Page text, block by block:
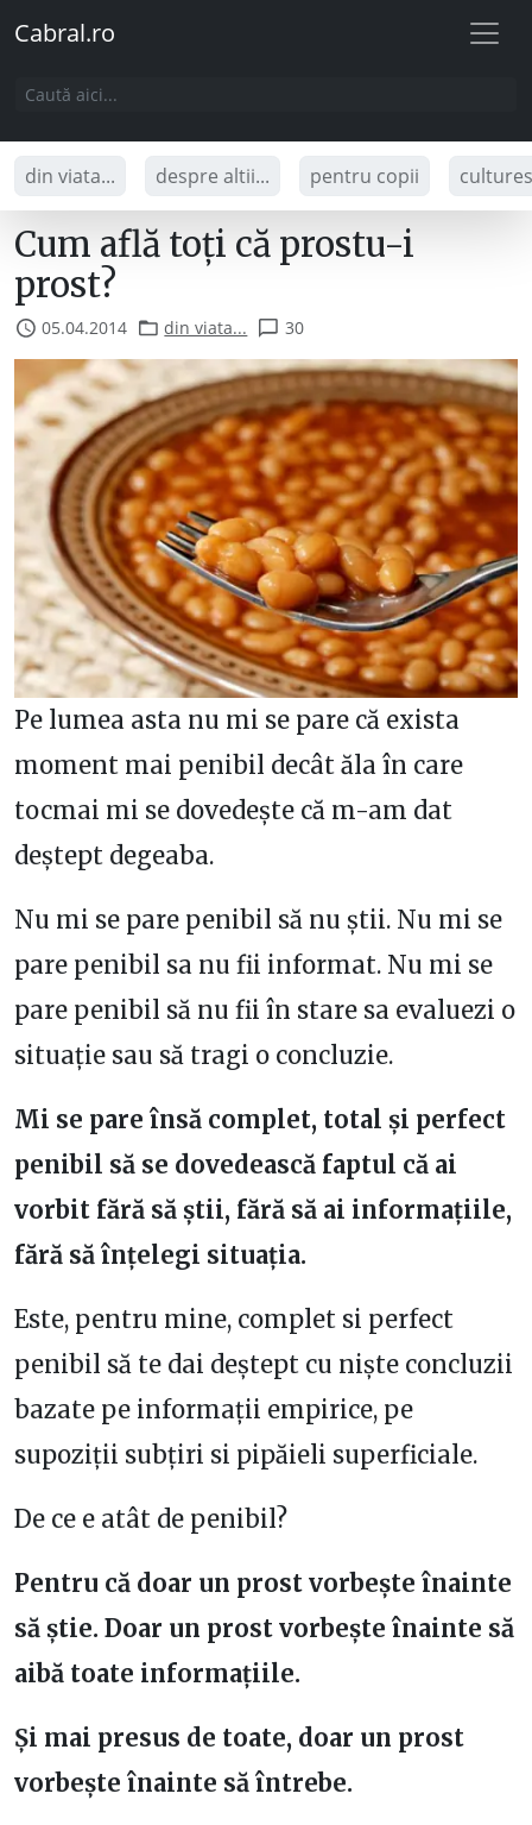
Cabral.ro
din viata... despre altii... pentru copii
Cum află toți că prostu-i
prost?
05.04.2014 din viata... 30
Pe lumea asta nu mi se pare că exista
moment mai penibil decât ăla în care
tocmai mi se dovedește că m-am dat
deștept degeaba.
Nu mi se pare penibil să nu știi. Nu mi se
pare penibil sa nu fii informat. Nu mi se
pare penibil să nu fii în stare sa evaluezi o
situație sau să tragi o concluzie.
Mi se pare însă complet, total și perfect
penibil să se dovedească faptul că ai
vorbit fără să știi, fără să ai informațiile,
fără să înțelegi situația.
Este, pentru mine, complet si perfect
penibil să te dai deștept cu niște concluzii
bazate pe informații empirice, pe
supoziții subțiri si pipăieli superficiale.
De ce e atât de penibil?
Pentru că doar un prost vorbește înainte
să știe. Doar un prost vorbește înainte să
aibă toate informațiile.
Și mai presus de toate, doar un prost
vorbește înainte să întrebe.